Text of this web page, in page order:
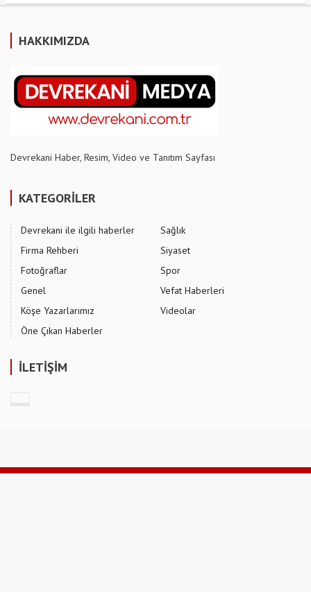
HAKKIMIZDA
Devrekani Haber, Resim, Video ve Tanıtım Sayfası
KATEGORİLER
Devrekani ile ilgili haberler
Firma Rehberi
Fotoğraflar
Genel
Köşe Yazarlarımız
Öne Çıkan Haberler
Sağlık
Siyaset
Spor
Vefat Haberleri
Videolar
İLETİŞİM